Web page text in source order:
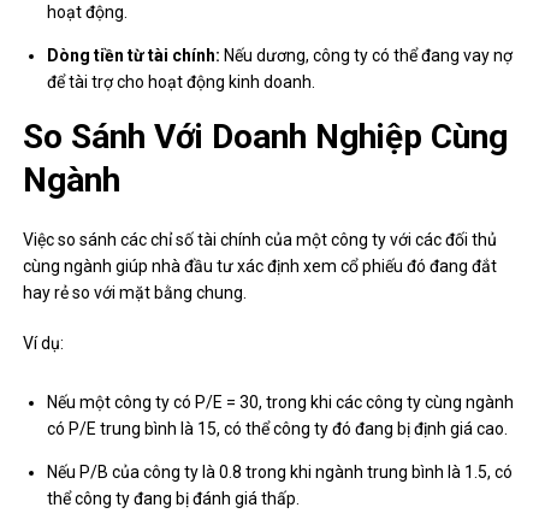
hoạt động.
Dòng tiền từ tài chính: Nếu dương, công ty có thể đang vay nợ
để tài trợ cho hoạt động kinh doanh.
So Sánh Với Doanh Nghiệp Cùng
Ngành
Việc so sánh các chỉ số tài chính của một công ty với các đối thủ
cùng ngành giúp nhà đầu tư xác định xem cổ phiếu đó đang đắt
hay rẻ so với mặt bằng chung.
Ví dụ:
Nếu một công ty có P/E = 30, trong khi các công ty cùng ngành
có P/E trung bình là 15, có thể công ty đó đang bị định giá cao.
Nếu P/B của công ty là 0.8 trong khi ngành trung bình là 1.5, có
thể công ty đang bị đánh giá thấp.